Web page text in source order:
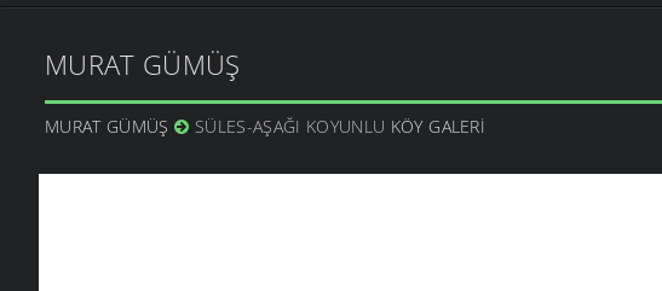
MURAT GÜMÜŞ
MURAT GÜMÜŞ SÜLES-AŞAĞI KOYUNLU KÖY GALERI